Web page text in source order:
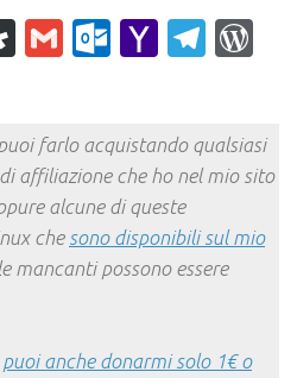
Diaspora
Gmail Yahoo
farlo acquistando qualsiasi
affiliazione che ho nel mio sito
alcune di queste
che sono disponibili sul mio
mancanti possono essere
puoi anche donarmi solo 1€ o